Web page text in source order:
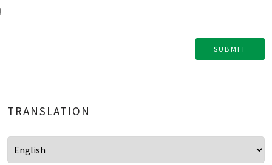
TRANSLATION